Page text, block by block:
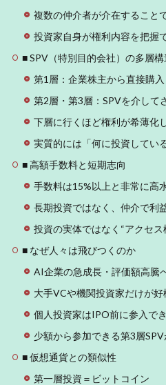
複数の仲介者が介在すること
投資家自身が権利内容を把握
■ SPV（特別目的会社）の多層構
第1層：企業株主から直接購入
第2層・第3層：SPVを介して
下層に行くほど権利が希薄化
実質的には「何に投資してい
■ 高額手数料と短期志向
手数料は15%以上と非常に高
長期投資ではなく、仲介で利
投資の実体ではなく“アクセス
■ なぜ人々は飛びつくのか
AI企業の急成長・評価額高騰
大手VCや機関投資家だけが好
個人投資家はIPO前に参入で
少額から参加できる第3層
■ 仮想通貨との類似性
第一層投資＝ビットコイン